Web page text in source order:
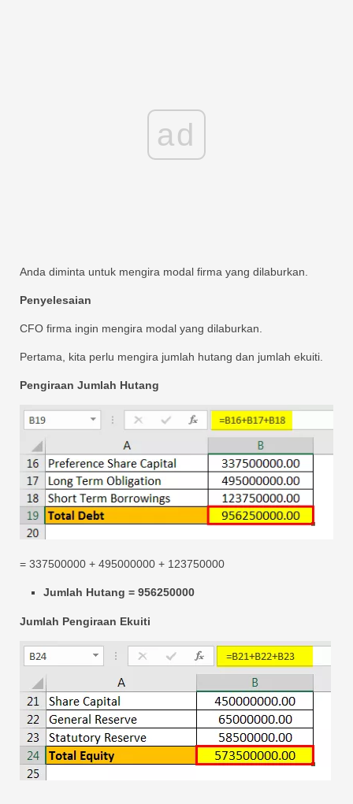
ad
Anda diminta untuk mengira modal firma yang dilaburkan.
Penyelesaian
CFO firma ingin mengira modal yang dilaburkan.
Pertama, kita perlu mengira jumlah hutang dan jumlah ekuiti.
Pengiraan Jumlah Hutang
= 337500000 + 495000000 + 123750000
Jumlah Hutang = 956250000
Jumlah Pengiraan Ekuiti